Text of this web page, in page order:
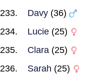
Davy (36)
Lucie (25)
Clara (25)
Sarah (25)